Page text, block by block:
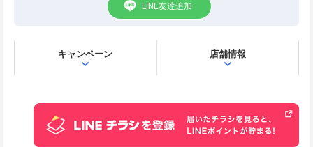
LINE友達追加
キャンペーン 店舗情報